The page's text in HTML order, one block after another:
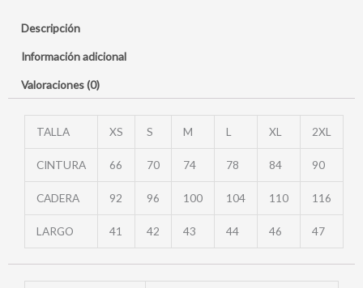
Descripción
Información adicional
Valoraciones (0)
TALLA XS S M L XL 2XL
CINTURA 66 70 74 78 84 90
CADERA 92 96 100 104 110 116
LARGO 41 42 43 44 46 47